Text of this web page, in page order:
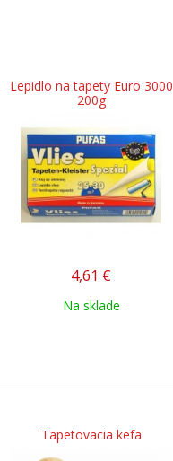
Lepidlo na tapety Euro 3000
200g
4,61 €
Na sklade
Tapetovacia kefa